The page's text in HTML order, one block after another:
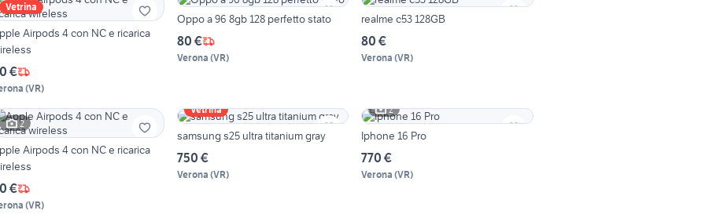
Vetrina
Airpods 4 con NC e ricarica
€
(VR)
Oppo a 96 8gb 128 perfetto stato
80 €
Verona (VR)
realme c53 128GB
80 €
Verona (VR)
2
Airpods 4 con NC e ricarica
€
(VR)
Vetrina
samsung s25 ultra titanium gray
750 €
Verona (VR)
2
Iphone 16 Pro
770 €
Verona (VR)